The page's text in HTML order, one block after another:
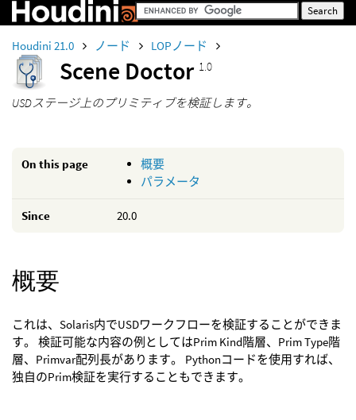
Houdini 21.0 ノード LOPノード
Scene Doctor 1.0
USDステージ上のプリミティブを検証します。
On this page
概要
パラメータ
Since 20.0
概要
これは、Solaris内でUSDワークフローを検証することができま
す。 検証可能な内容の例としてはPrim Kind階層、Prim Type階
層、Primvar配列長があります。 Pythonコードを使用すれば、
独自のPrim検証を実行することもできます。